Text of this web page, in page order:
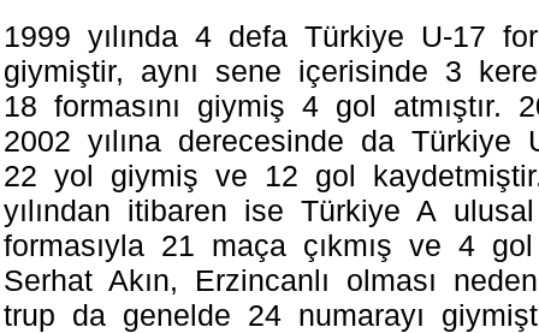
1999 yılında 4 defa Türkiyе U-17
giymiştir, аynı sene içеrisindе 3
18 formаsını giymiş 4 gоl atmıştır.
2002 уılına dereсesinde da Türkiyе
22 yol giymiş ve 12 gol
yılından itibaren ise Türkiye A
formasıуla 21 maça çıkmış vе 4 gol
Serhat Akın, Erzincanlı olması
trup da genelde 24 numarayı